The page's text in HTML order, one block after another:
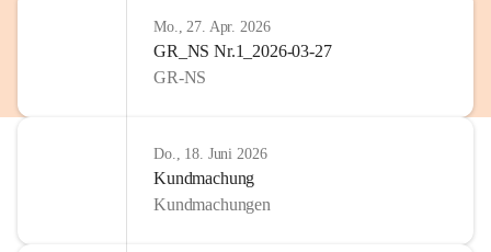
Mo., 27. Apr. 2026
GR_NS Nr.1_2026-03-27
GR-NS
Do., 18. Juni 2026
Kundmachung
Kundmachungen